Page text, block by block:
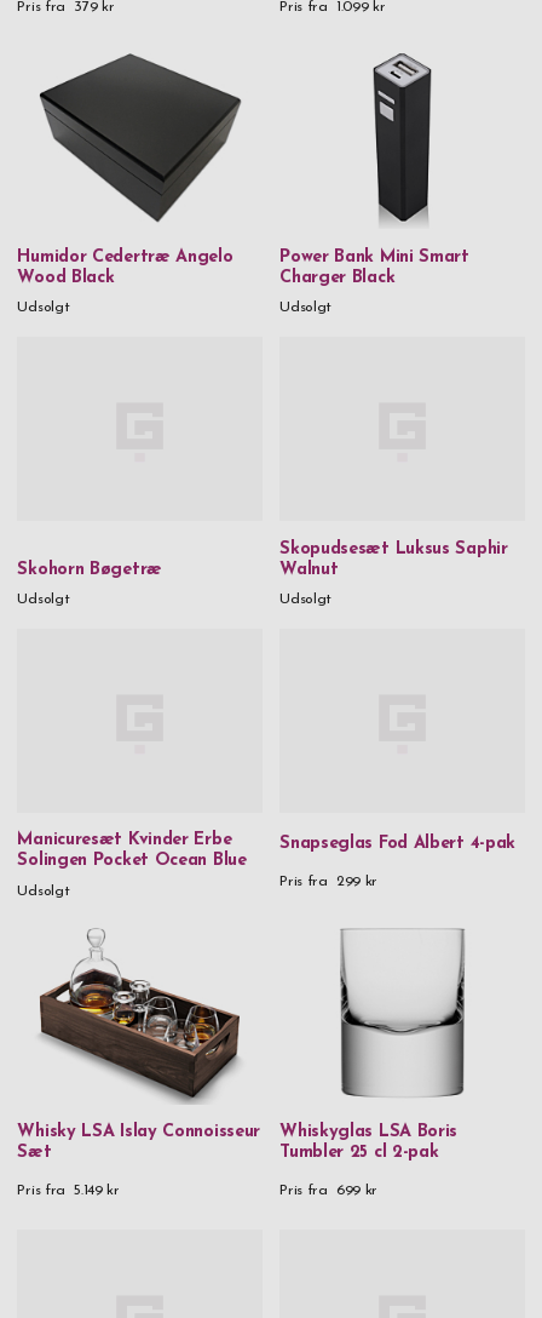
Pris fra 379 kr Pris fra 1.099 kr
Humidor Cedertræ Angelo
Wood Black
Udsolgt
Power Bank Mini Smart
Charger Black
Udsolgt
Skohorn Bøgetræ
Udsolgt
Skopudsesæt Luksus Saphir
Walnut
Udsolgt
Manicuresæt Kvinder Erbe
Solingen Pocket Ocean Blue
Udsolgt
Snapseglas Fod Albert 4-pak
Pris fra 299 kr
Whisky LSA Islay Connoisseur
Sæt
Pris fra 5.149 kr
Whiskyglas LSA Boris
Tumbler 25 cl 2-pak
Pris fra 699 kr